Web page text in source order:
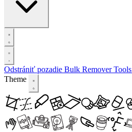
Odstrániť pozadie Bulk RemoverTools
Theme